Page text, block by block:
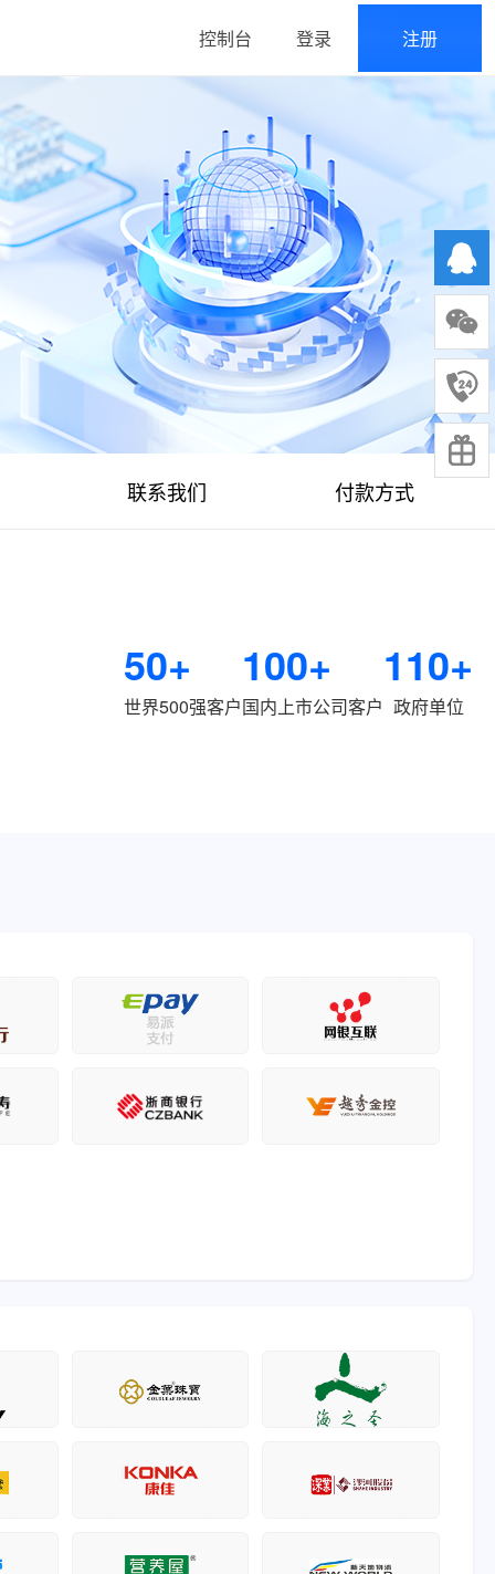
控制台 登录 注册
联系我们 付款方式
50+
世界500强客户
100+
国内上市公司客户
110+
政府单位